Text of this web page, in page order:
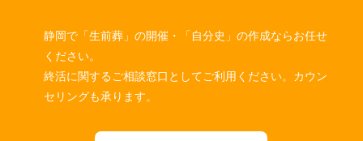
静岡で「生前葬」の開催・「自分史」の作成ならお任せ
ください。
終活に関するご相談窓口としてご利用ください。カウン
セリングも承ります。